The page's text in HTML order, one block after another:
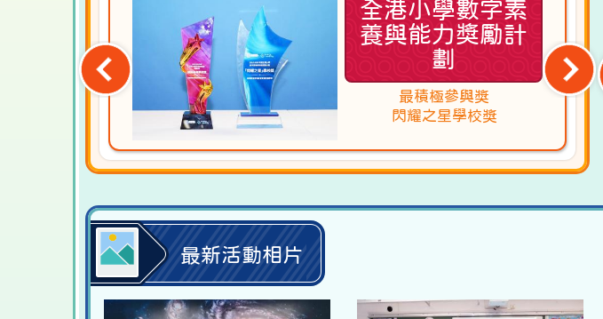
老師
全港小學數字素
養與能力獎勵計
劃
最積極參與獎
閃耀之星學校獎
全港學界閃避球
(複球式)錦標賽
小學男子組
新界西冠軍及全港亞軍
小學女子組
最新活動相片